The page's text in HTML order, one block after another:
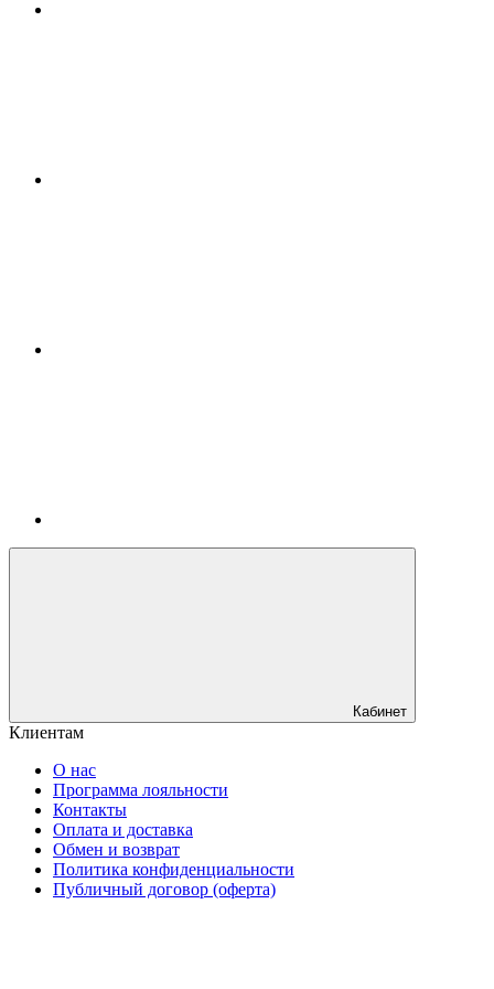
Кабинет
Клиентам
О нас
Программа лояльности
Контакты
Оплата и доставка
Обмен и возврат
Политика конфиденциальности
Публичный договор (оферта)